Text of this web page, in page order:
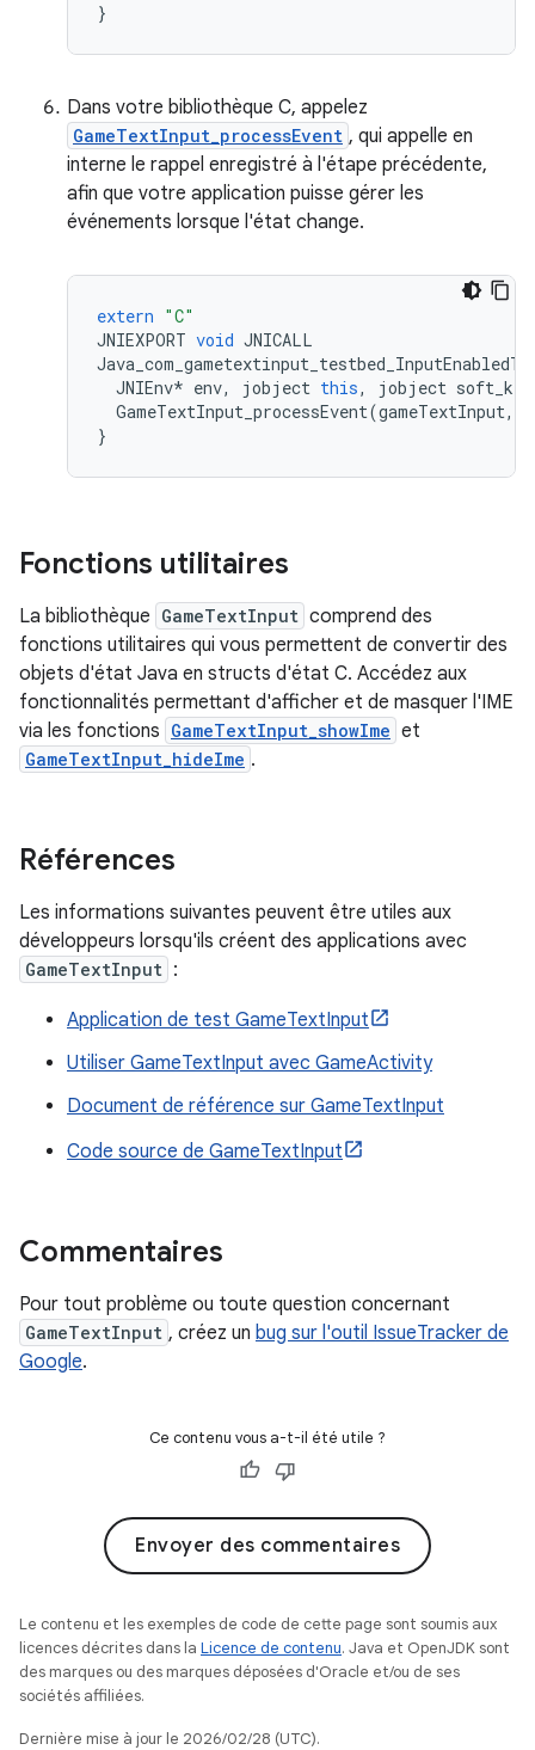
}
Dans votre bibliothèque C, appelez
GameTextInput_processEvent , qui appelle en
interne le rappel enregistré à l'étape précédente,
afin que votre application puisse gérer les
événements lorsque l'état change.
extern "C"
JNIEXPORT void JNICALL
JNIEnv* env, jobject this, jobject
GameTextInput_processEvent(gameTextInput,
}
Fonctions utilitaires
La bibliothèque GameTextInput comprend des
fonctions utilitaires qui vous permettent de convertir des
objets d'état Java en structs d'état C. Accédez aux
fonctionnalités permettant d'afficher et de masquer l'IME
via les fonctions GameTextInput_showIme et
GameTextInput_hideIme .
Références
Les informations suivantes peuvent être utiles aux
développeurs lorsqu'ils créent des applications avec
GameTextInput :
Application de test GameTextInput
Utiliser GameTextInput avec GameActivity
Document de référence sur GameTextInput
Code source de GameTextInput
Commentaires
Pour tout problème ou toute question concernant
GameTextInput , créez un bug sur l'outil IssueTracker de
Google.
Ce contenu vous a-t-il été utile ?
Envoyer des commentaires
Le contenu et les exemples de code de cette page sont soumis aux
licences décrites dans la Licence de contenu. Java et OpenJDK sont
des marques ou des marques déposées d'Oracle et/ou de ses
sociétés affiliées.
Dernière mise à jour le 2026/02/28 (UTC).